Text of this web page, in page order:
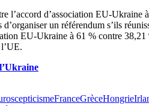
l’accord d’association EU-
un référendum s’ils
EU-Ukraine à 61 % contre
FranceGrèceHongrie